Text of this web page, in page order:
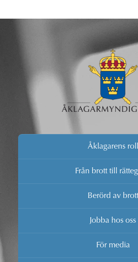
Åklagarens roll
Från brott till
Berörd av brott
Jobba hos oss
För media